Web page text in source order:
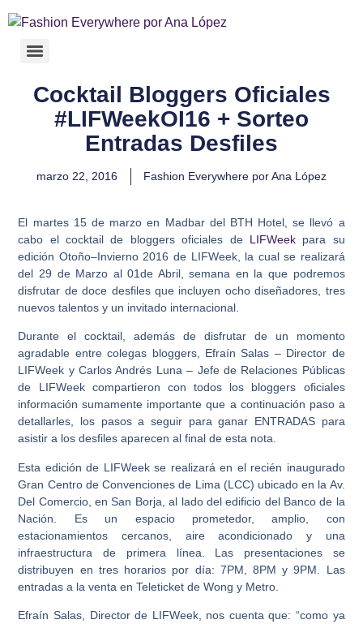
Cocktail Bloggers Oficiales
#LIFWeekOI16 + Sorteo
Entradas Desfiles
marzo 22, 2016 Fashion Everywhere por Ana López
El martes 15 de marzo en Madbar del BTH Hotel, se llevó a
cabo elcocktail de bloggers oficiales de LIFWeekpara su
edición Otoño–Invierno 2016 de LIFWeek, la cual se realizará
del 29 de Marzo al 01de Abril, semana en la que podremos
disfrutar de doce desfiles que incluyen ocho diseñadores, tres
nuevos talentos y un invitado internacional.
Durante el cocktail, además de disfrutar de un momento
agradable entre colegas bloggers, Efraín Salas – Director de
LIFWeek y Carlos Andrés Luna – Jefe de Relaciones Públicas
de LIFWeek compartieron con todos los bloggers oficiales
información sumamente importante que a continuación paso a
detallarles, los pasos a seguir para ganar ENTRADAS para
asistir a los desfiles aparecen al final de esta nota.
Esta edición de LIFWeek se realizará en el recién inaugurado
Gran Centro de Convenciones de Lima (LCC) ubicado en la Av.
Del Comercio, en San Borja, al lado del edificio del Banco de la
Nación. Es un espacio prometedor, amplio, con
estacionamientos cercanos, aire acondicionado y una
infraestructura de primera línea. Las presentaciones se
distribuyen en tres horarios por día: 7PM, 8PM y 9PM. Las
entradas a la venta en Teleticket de Wong y Metro.
Efraín Salas, Director de LIFWeek, nos cuenta que: “como ya